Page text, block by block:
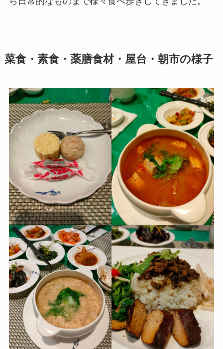
菜食・素食・薬膳食材・屋台・朝市の様子